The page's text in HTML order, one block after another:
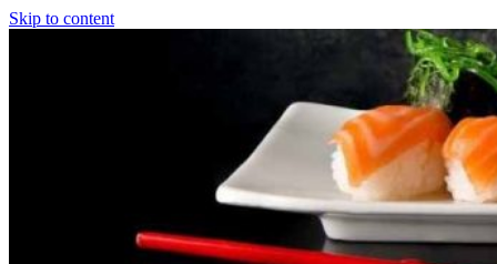
Skip to content